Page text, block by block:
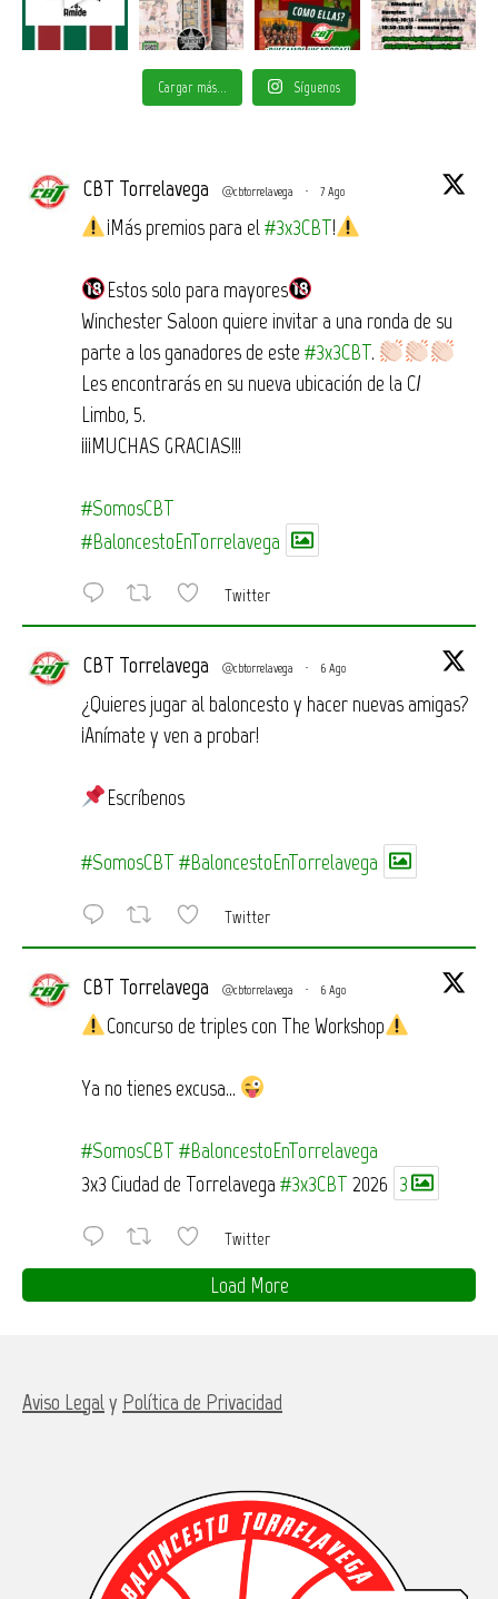
Cargar más... Síguenos
CBT Torrelavega @cbtorrelavega · 7 Ago
¡Más premios para el #3x3CBT!
Estos solo para mayores
Winchester Saloon quiere invitar a una ronda de su
parte a los ganadores de este #3x3CBT.
Les encontrarás en su nueva ubicación de la C/
Limbo, 5.
¡¡¡MUCHAS GRACIAS!!!
#SomosCBT
#BaloncestoEnTorrelavega
Twitter
CBT Torrelavega @cbtorrelavega · 6 Ago
¿Quieres jugar al baloncesto y hacer nuevas amigas?
¡Anímate y ven a probar!
Escríbenos
#SomosCBT #BaloncestoEnTorrelavega
Twitter
CBT Torrelavega @cbtorrelavega · 6 Ago
Concurso de triples con The Workshop
Ya no tienes excusa…
#SomosCBT #BaloncestoEnTorrelavega
3x3 Ciudad de Torrelavega#3x3CBT 2026 3
Twitter
Load More
Aviso Legaly Política de Privacidad